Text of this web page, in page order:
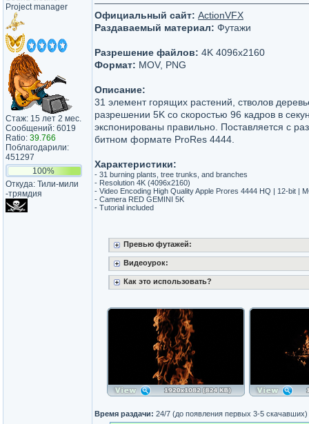
Project manager
Стаж: 15 лет 2 мес.
Сообщений: 6019
Ratio: 39.766
Поблагодарили:
451297
100%
Откуда: Тили-мили​
-трямдия​
Официальный сайт: ActionVFX
Раздаваемый материал: Футажи
Разрешение файлов: 4K 4096x2160
Формат: MOV, PNG
Описание:
31 элемент горящих растений, стволов
разрешении 5K со скоростью 96 кадров в
экспонированы правильно. Поставляется с
битном формате ProRes 4444.
Характеристики:
- 31 burning plants, tree trunks, and branches
- Resolution 4K (4096x2160)
- Video Encoding High Quality Apple Prores 4444 HQ | 12-bit |
- Camera RED GEMINI 5K
- Tutorial included
Превью футажей:
Видеоурок:
Как это использовать?
Время раздачи: 24/7 (до появления первых 3-5 скачавших)